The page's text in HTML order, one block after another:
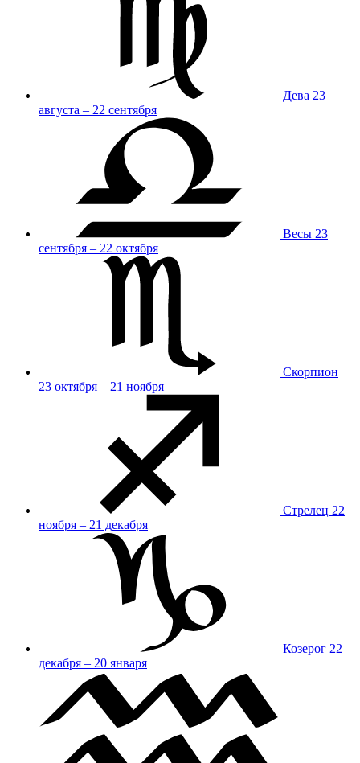
Дева 23
августа – 22 сентября
Весы 23
сентября – 22 октября
Скорпион
23 октября – 21 ноября
Стрелец 22
ноября – 21 декабря
Козерог 22
декабря – 20 января